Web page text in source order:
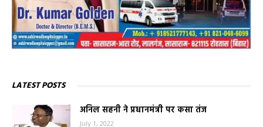
LATEST POSTS
अनिल सहनी ने प्रधानमंत्री पर कसा तंज
July 1, 2022